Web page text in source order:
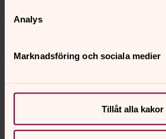
Analys
Marknadsföring och sociala medier
Tillåt alla kakor
Sjung in julen i Väranmo kyrka med
kammarorkester och
bokas via billetto.se eller i Rättvist
mer här!